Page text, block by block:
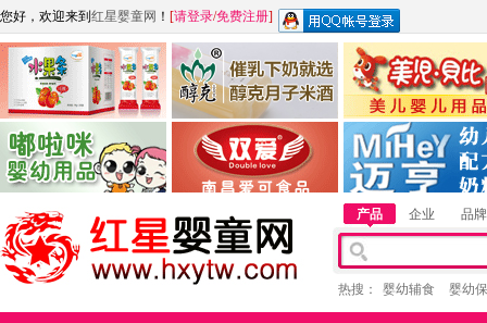
您好，欢迎来到 红星婴童网 ！ [请登录/免费注册]
江西麦嘟嘟食品有限公司
青岛嘟啦咪婴幼儿用品公司
江西醇之客月子米酒 惠州市美儿婴儿用品
湖南迈亨母婴用品有限
产品 企业 品牌
热搜： 婴幼辅食 婴幼